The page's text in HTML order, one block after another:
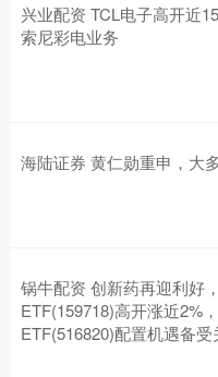
兴业配资 TCL电子高开近
索尼彩电业务
海陆证券 黄仁勋重申，大
锅牛配资 创新药再迎利好
ETF(159718)高开涨近2%
ETF(516820)配置机遇备受